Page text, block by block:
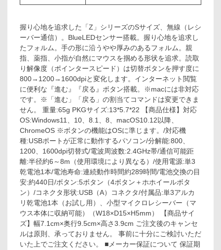
握り心地を追求した「Z」シリーズのSサイズ、無線（レシ
ーバー通信）。BlueLEDセンサー搭載。握り心地を追求し
たフォルム。手の形に沿うやや厚みのあるフォルム。親
指、薬指、小指が自然にマウスを掴める形状を追求。読取
り解像度（ポインタースピード）は切替ボタンを押す度に
800→1200→1600dpiと変化します。インターネット閲覧
に便利な『進む』『戻る』ボタン搭載。※macには非対応
です。※「進む」「戻る」の割当てコマンドは変更できま
せん。 重量:65g PKGサイズ:13*5.7*22 【商品仕様】対応
OS:Windows11、10、8.1、8、macOS10.12以降、
ChromeOS ※ボタンの機能はOSに準じます。/対応機
種:USBポートが正常に動作するパソコン/分解能:800、
1200、1600dpi切替式/電波周波数:2.4GHz帯/通信可能距
離:半径約6～8m（使用環境により異なる）/使用電源:単3
乾電池1本/電池寿命:連続動作時間約289時間/電池交換の目
安:約440日/ボタン:5ボタン（4ボタン＋ホホイールボタ
ン）/コネクタ形状:USB（A）コネクタ/付属品:単3アルカ
リ乾電池1本（お試し用）、小型マイクロレシーバー（マ
ウス本体に収納可能）（W18×D15×H5mm） 【商品サイ
ズ】幅7.1cm×奥行9.5cm×高さ3.9cm ご注文後のキャンセ
ルは原則、承っておりません。 事前に十分にご検討いただ
いた上でご注文ください。 ■メーカー保証について 保証期